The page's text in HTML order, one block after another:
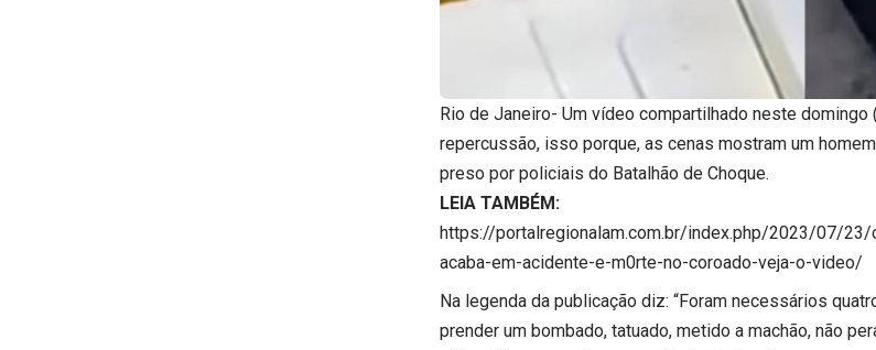
Rio de Janeiro- Um vídeo compartilhado neste
repercussão, isso porque, as cenas mostram um
preso por policiais do Batalhão de Choque.
LEIA TAMBÉM:
https://portalregionalam.com.br/index.php/2023/07/
acaba-em-acidente-e-m0rte-no-coroado-veja-o-video/
Na legenda da publicação diz: “Foram necessários
prender um bombado, tatuado, metido a machão, não